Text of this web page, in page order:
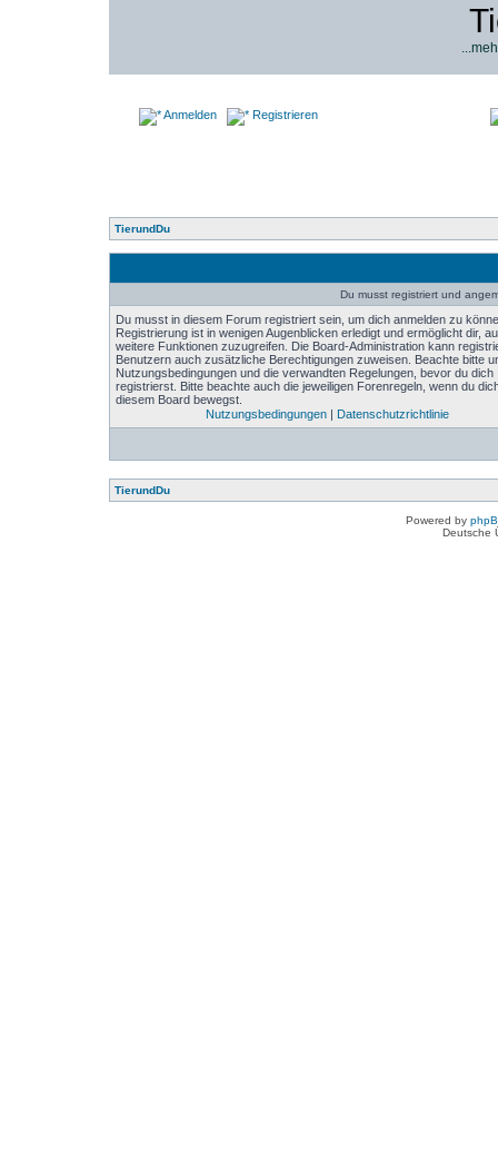
Anmelden Registrieren
TierundDu
Du musst registriert und
Du musst in diesem Forum registriert sein, um dich anmelden zu
Registrierung ist in wenigen Augenblicken erledigt und ermöglicht dir,
weitere Funktionen zuzugreifen. Die Board-Administration kann
Benutzern auch zusätzliche Berechtigungen zuweisen. Beachte bitte
Nutzungsbedingungen und die verwandten Regelungen, bevor du dich
registrierst. Bitte beachte auch die jeweiligen Forenregeln, wenn du
diesem Board bewegst.
Nutzungsbedingungen| Datenschutzrichtlinie
TierundDu
Powered by
Deutsche